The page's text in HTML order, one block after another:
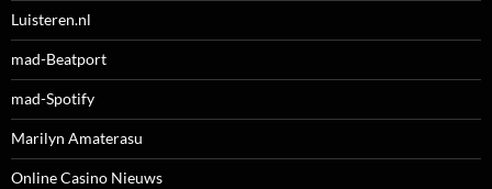
Luisteren.nl
mad-Beatport
mad-Spotify
Marilyn Amaterasu
Online Casino Nieuws